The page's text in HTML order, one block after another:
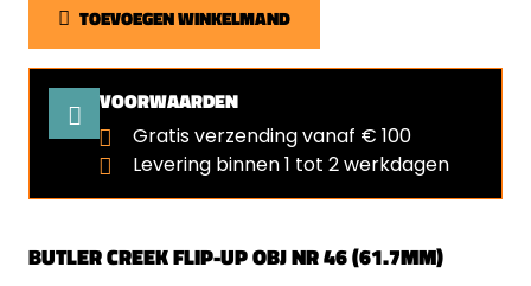
BUTLER CREEK FLIP-UP OBJ NR 46 (61.7MM)
TOEVOEGEN WINKELMAND
VOORWAARDEN
Gratis verzending vanaf € 100
Levering binnen 1 tot 2 werkdagen